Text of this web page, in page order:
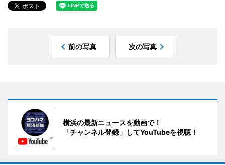
前の写真 次の写真
横浜の最新ニュースを動画で！
「チャンネル登録」してYouTubeを視聴！